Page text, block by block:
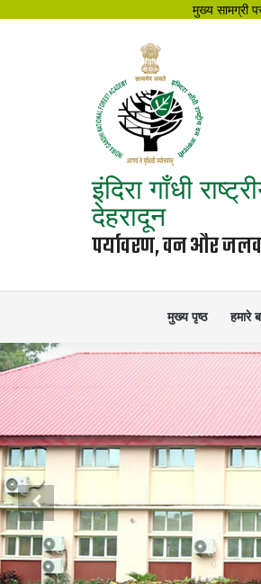
मुख्य सामग्री
इंदिरा गाँधी
देहरादून
पर्यावरण, वन और
मुख्य पृष्ठ हमारे